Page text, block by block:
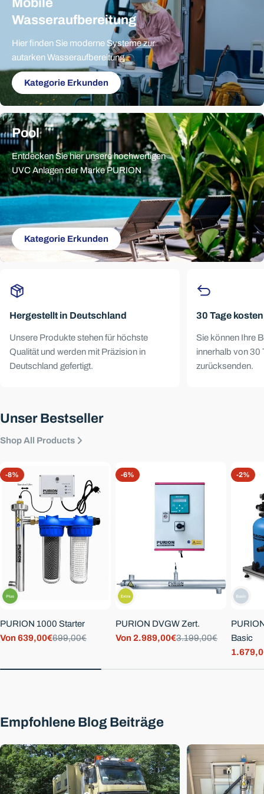
Wasseraufbereitung
Hier finden Sie moderne Systeme zur
autarken Wasseraufbereitung
Kategorie Erkunden
Pool
Entdecken Sie hier unsere hochwertigen
UVC Anlagen der Marke PURION
Kategorie Erkunden
Hergestellt in Deutschland
Unsere Produkte stehen für höchste
Qualität und werden mit Präzision in
Deutschland gefertigt.
30 Tage
Sie können Ihre
innerhalb von 30
zurücksenden.
Unser Bestseller
Shop All Products
-8%
PURION 1000 Starter
Verkaufspreis
Von 639,00€
Regulärer
699,00€
-6%
PURION DVGW Zert.
Verkaufspreis
Von 2.989,00€
Regulärer
3.199,00€
-2%
Basic
Empfohlene Blog Beiträge